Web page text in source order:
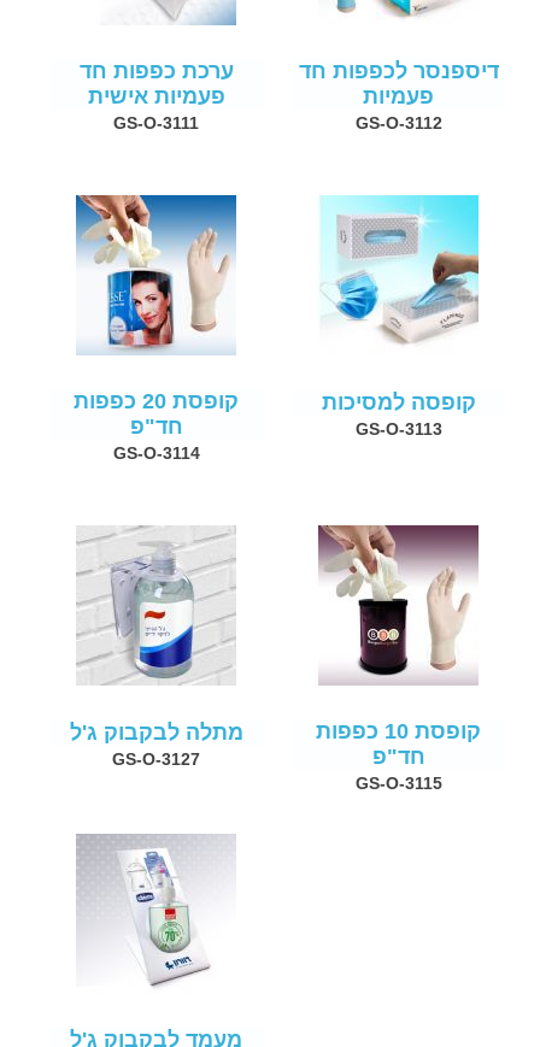
דיספנסר לכפפות חד
פעמיות
GS-O-3112
ערכת כפפות חד
פעמיות אישית
GS-O-3111
קופסה למסיכות
GS-O-3113
קופסת 20 כפפות
חד"פ
GS-O-3114
קופסת 10 כפפות
חד"פ
GS-O-3115
מתלה לבקבוק ג'ל
GS-O-3127
מעמד לבקבוק ג'ל